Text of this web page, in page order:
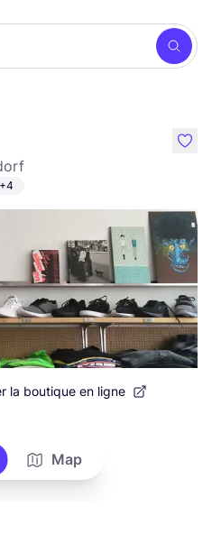
+4
la boutique en ligne
like
Map